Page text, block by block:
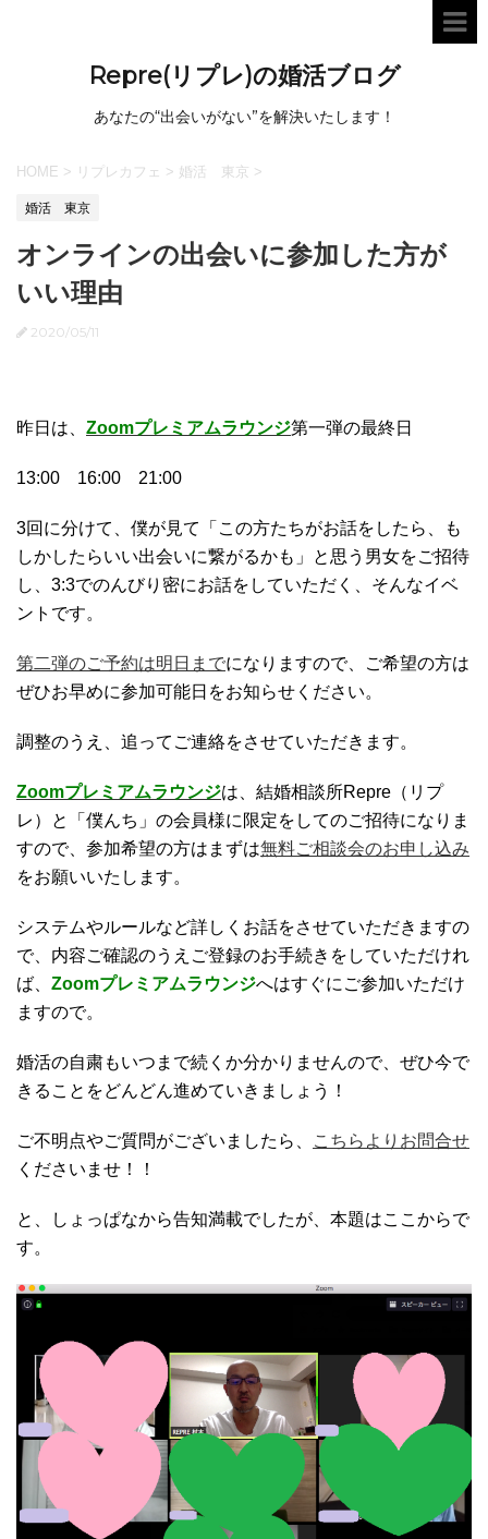
Repre(リプレ)の婚活ブログ
あなたの“出会いがない”を解決いたします！
HOME > リプレカフェ > 婚活 東京 >
婚活 東京
オンラインの出会いに参加した方が
いい理由
2020/05/11
昨日は、 Zoomプレミアムラウンジ第一弾の最終日
13:00 16:00 21:00
3回に分けて、僕が見て「この方たちがお話をしたら、も
しかしたらいい出会いに繋がるかも」と思う男女をご招待
し、3:3でのんびり密にお話をしていただく、そんなイベ
ントです。
第二弾のご予約は明日までになりますので、ご希望の方は
ぜひお早めに参加可能日をお知らせください。
調整のうえ、追ってご連絡をさせていただきます。
Zoomプレミアムラウンジは、結婚相談所Repre（リプ
レ）と「僕んち」の会員様に限定をしてのご招待になりま
すので、参加希望の方はまずは無料ご相談会のお申し込み
をお願いいたします。
システムやルールなど詳しくお話をさせていただきますの
で、内容ご確認のうえご登録のお手続きをしていただけれ
ば、 Zoomプレミアムラウンジへはすぐにご参加いただけ
ますので。
婚活の自粛もいつまで続くか分かりませんので、ぜひ今で
きることをどんどん進めていきましょう！
ご不明点やご質問がございましたら、
こちらよりお問合せ
くださいませ！！
と、しょっぱなから告知満載でしたが、本題はここからで
す。